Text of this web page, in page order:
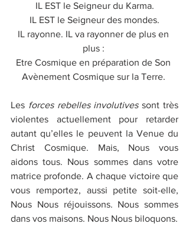
IL EST le Seigneur du Karma.
IL EST le Seigneur des mondes.
IL rayonne. IL va rayonner de plus en
plus :
Etre Cosmique en préparation de Son
Avènement Cosmique sur la Terre.
Les forces rebelles involutives sont très
violentes actuellement pour retarder
autant qu’elles le peuvent la Venue du
Christ Cosmique. Mais, Nous vous
aidons tous. Nous sommes dans votre
matrice profonde. A chaque victoire que
vous remportez, aussi petite soit-elle,
Nous Nous réjouissons. Nous sommes
dans vos maisons. Nous Nous biloquons.